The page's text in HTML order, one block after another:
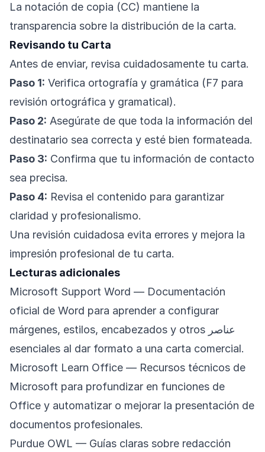
La notación de copia (CC) mantiene la
transparencia sobre la distribución de la carta.
Revisando tu Carta
Antes de enviar, revisa cuidadosamente tu carta.
Paso 1: Verifica ortografía y gramática (F7 para
revisión ortográfica y gramatical).
Paso 2: Asegúrate de que toda la información del
destinatario sea correcta y esté bien formateada.
Paso 3: Confirma que tu información de contacto
sea precisa.
Paso 4: Revisa el contenido para garantizar
claridad y profesionalismo.
Una revisión cuidadosa evita errores y mejora la
impresión profesional de tu carta.
Lecturas adicionales
Microsoft Support Word — Documentación
oficial de Word para aprender a configurar
márgenes, estilos, encabezados y otros عناصر
esenciales al dar formato a una carta comercial.
Microsoft Learn Office — Recursos técnicos de
Microsoft para profundizar en funciones de
Office y automatizar o mejorar la presentación de
documentos profesionales.
Purdue OWL — Guías claras sobre redacción